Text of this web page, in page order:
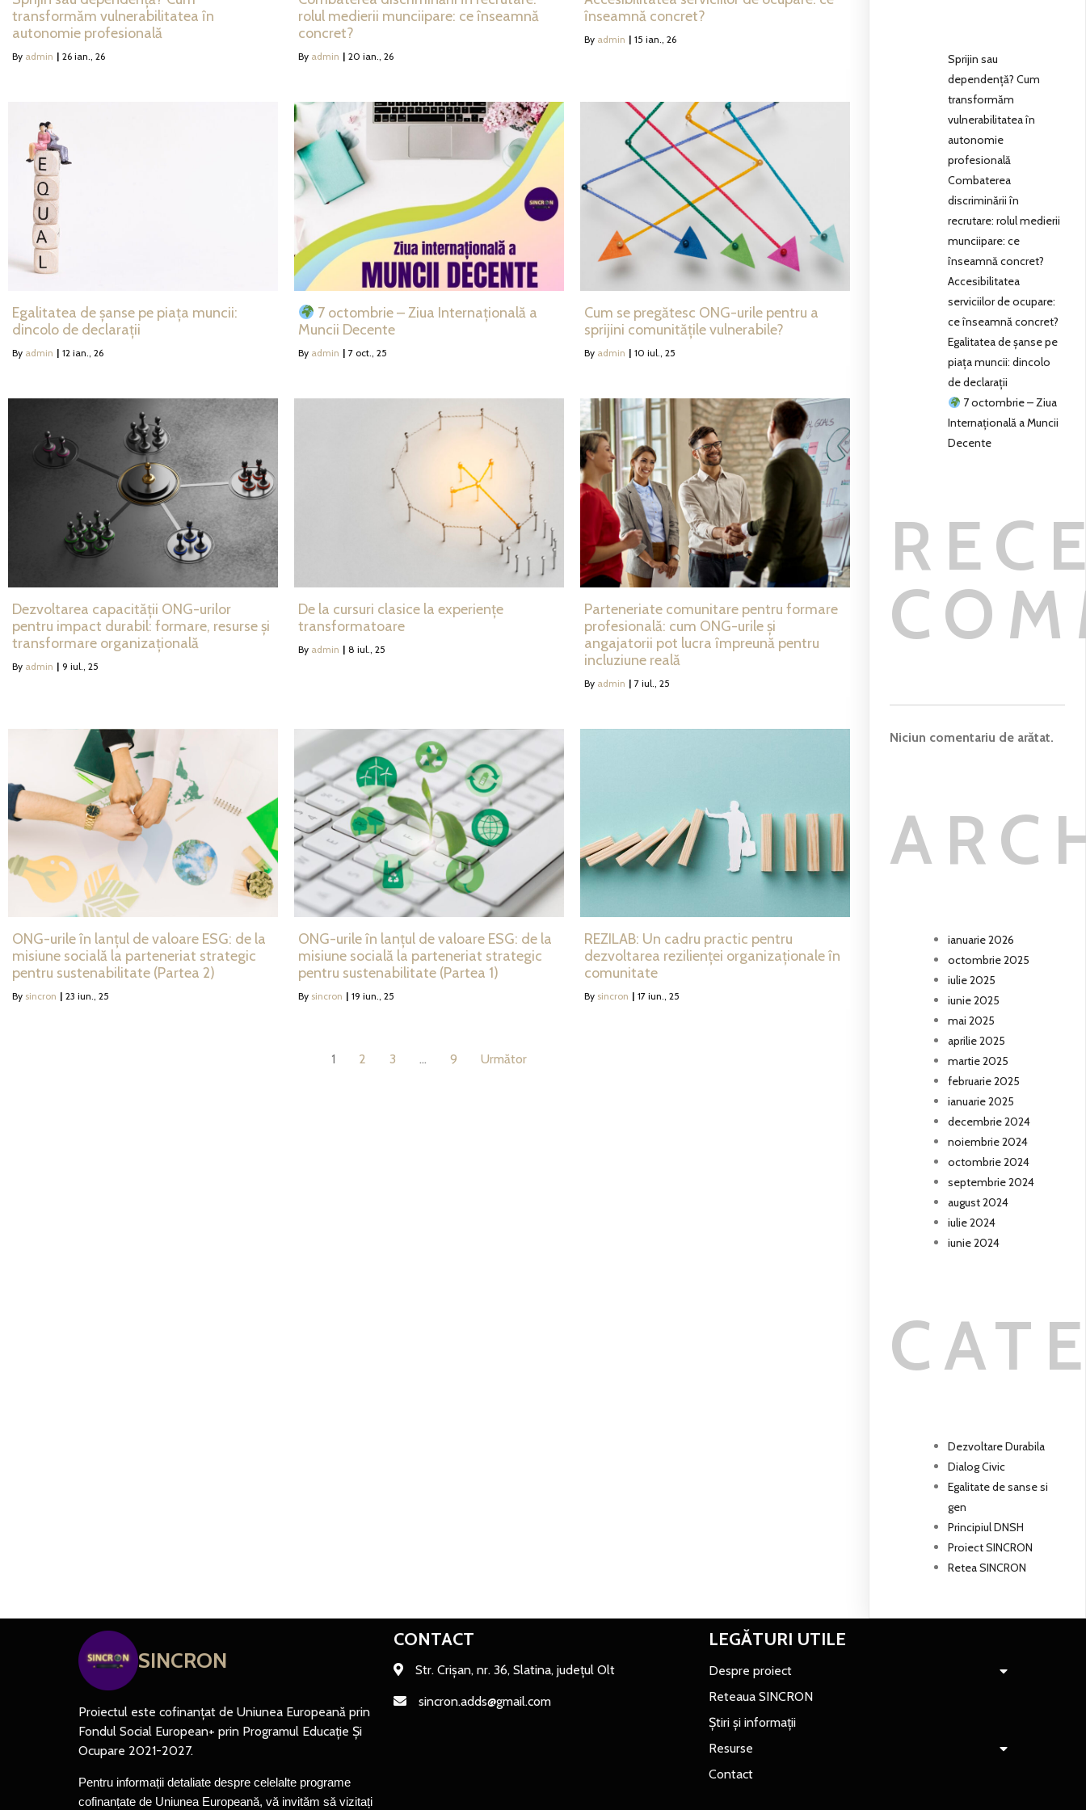
transformăm vulnerabilitatea în
autonomie profesională
By admin | 26 ian., 26
rolul medierii munciipare: ce înseamnă
concret?
By admin | 20 ian., 26
înseamnă concret?
By admin | 15 ian., 26
Egalitatea de șanse pe piața muncii:
dincolo de declarații
By admin | 12 ian., 26
7 octombrie – Ziua Internațională a
Muncii Decente
By admin | 7 oct., 25
Cum se pregătesc ONG-urile pentru a
sprijini comunitățile vulnerabile?
By admin | 10 iul., 25
Dezvoltarea capacității ONG-urilor
pentru impact durabil: formare, resurse și
transformare organizațională
By admin | 9 iul., 25
De la cursuri clasice la experiențe
transformatoare
By admin | 8 iul., 25
Parteneriate comunitare pentru formare
profesională: cum ONG-urile și
angajatorii pot lucra împreună pentru
incluziune reală
By admin | 7 iul., 25
ONG-urile în lanțul de valoare ESG: de la
misiune socială la parteneriat strategic
pentru sustenabilitate (Partea 2)
By sincron | 23 iun., 25
ONG-urile în lanțul de valoare ESG: de la
misiune socială la parteneriat strategic
pentru sustenabilitate (Partea 1)
By sincron | 19 iun., 25
REZILAB: Un cadru practic pentru
dezvoltarea rezilienței organizaționale în
comunitate
By sincron | 17 iun., 25
1 2 3 … 9 Următor
Sprijin sau
dependență? Cum
transformăm
vulnerabilitatea în
autonomie
profesională
Combaterea
discriminării în
recrutare: rolul medierii
munciipare: ce
înseamnă concret?
Accesibilitatea
serviciilor de ocupare:
ce înseamnă concret?
Egalitatea de șanse pe
piața muncii: dincolo
de declarații
7 octombrie – Ziua
Internațională a Muncii
Decente
Niciun comentariu de arătat.
ianuarie 2026
octombrie 2025
iulie 2025
iunie 2025
mai 2025
aprilie 2025
martie 2025
februarie 2025
ianuarie 2025
decembrie 2024
noiembrie 2024
octombrie 2024
septembrie 2024
august 2024
iulie 2024
iunie 2024
Dezvoltare Durabila
Dialog Civic
Egalitate de sanse si
gen
Principiul DNSH
Proiect SINCRON
Retea SINCRON
SINCRON
Proiectul este cofinanțat de Uniunea Europeană prin
Fondul Social European+ prin Programul Educație Și
Ocupare 2021-2027.
Pentru informații detaliate despre celelalte programe
CONTACT
Str. Crișan, nr. 36, Slatina, județul Olt
sincron.adds@gmail.com
LEGĂTURI UTILE
Despre proiect
Reteaua SINCRON
Știri și informații
Resurse
Contact